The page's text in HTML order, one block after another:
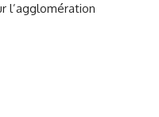
l’agglomération